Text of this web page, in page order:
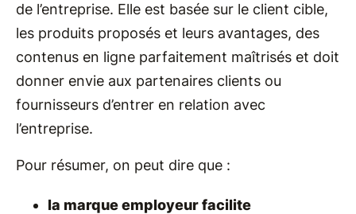
de l’entreprise. Elle est basée sur le client cible,
les produits proposés et leurs avantages, des
contenus en ligne parfaitement maîtrisés et doit
donner envie aux partenaires clients ou
fournisseurs d’entrer en relation avec
l’entreprise.
Pour résumer, on peut dire que :
la marque employeur facilite